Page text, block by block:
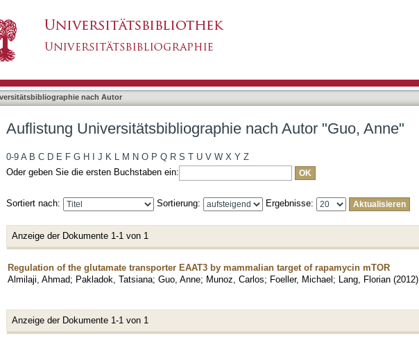
nach Autor
Auflistung Universitätsbibliographie nach Autor "Guo, Anne"
0-9 A B C D E F G H J K L M N O P Q R S T U V W X Y Z
Oder geben Sie die ersten Buchstaben ein:
Sortiert nach: Sortierung: Ergebnisse:
Anzeige der Dokumente 1-1 von 1
Regulation of the glutamate transporter EAAT3 by mammalian target of rapamycin mTOR
Almilaji, Ahmad; Pakladok, Tatsiana; Guo, Anne; Munoz, Carlos; Foeller, Michael; Lang, Florian (2012)
Anzeige der Dokumente 1-1 von 1